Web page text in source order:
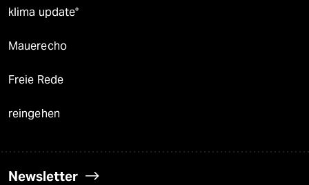
klima update°
Mauerecho
Freie Rede
reingehen
Newsletter